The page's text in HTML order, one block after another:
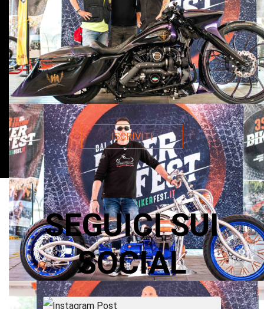
ISCRIVITI
SEGUICI SUI
SOCIAL